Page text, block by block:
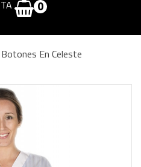
0
En Celeste